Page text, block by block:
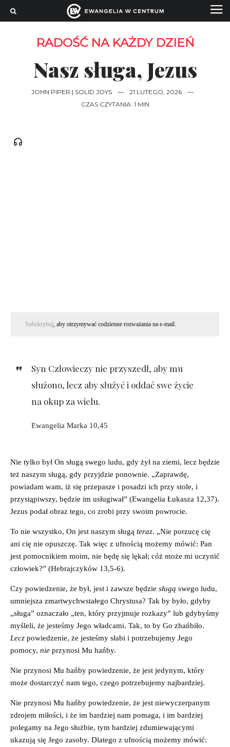
RADOŚĆ NA KAŻDY DZIEŃ
Nasz sługa, Jezus
JOHN PIPER | SOLID JOYS — 21 LUTEGO, 2026
—
CZAS CZYTANIA: 1 MIN
Subskrybuj , aby otrzymywać codzienne rozważania na e-mail.
Syn Człowieczy nie przyszedł, aby mu
służono, lecz aby służyć i oddać swe życie
na okup za wielu.
Ewangelia Marka 10,45
Nie tylko był On sługą swego ludu, gdy żył na ziemi, lecz będzie
też naszym sługą, gdy przyjdzie ponownie. „Zaprawdę,
powiadam wam, iż się przepasze i posadzi ich przy stole, i
przystąpiwszy, będzie im usługiwał” (Ewangelia Łukasza 12,37).
Jezus podał obraz tego, co zrobi przy swoim powrocie.
To nie wszystko, On jest naszym sługą teraz. „Nie porzucę cię
ani cię nie opuszczę. Tak więc z ufnością możemy mówić: Pan
jest pomocnikiem moim, nie będę się lękał; cóż może mi uczynić
człowiek?” (Hebrajczyków 13,5-6).
Czy powiedzenie, że był, jest i zawsze będzie sługą swego ludu,
umniejsza zmartwychwstałego Chrystusa? Tak by było, gdyby
„sługa” oznaczało „ten, który przyjmuje rozkazy” lub gdybyśmy
myśleli, że jesteśmy Jego władcami. Tak, to by Go zhańbiło.
Lecz powiedzenie, że jesteśmy słabi i potrzebujemy Jego
pomocy, nie przynosi Mu hańby.
Nie przynosi Mu hańby powiedzenie, że jest jedynym, który
może dostarczyć nam tego, czego potrzebujemy najbardziej.
Nie przynosi Mu hańby powiedzenie, że jest niewyczerpanym
zdrojem miłości, i że im bardziej nam pomaga, i im bardziej
polegamy na Jego służbie, tym bardziej zdumiewającymi
ukazują się Jego zasoby. Dlatego z ufnością możemy mówić: